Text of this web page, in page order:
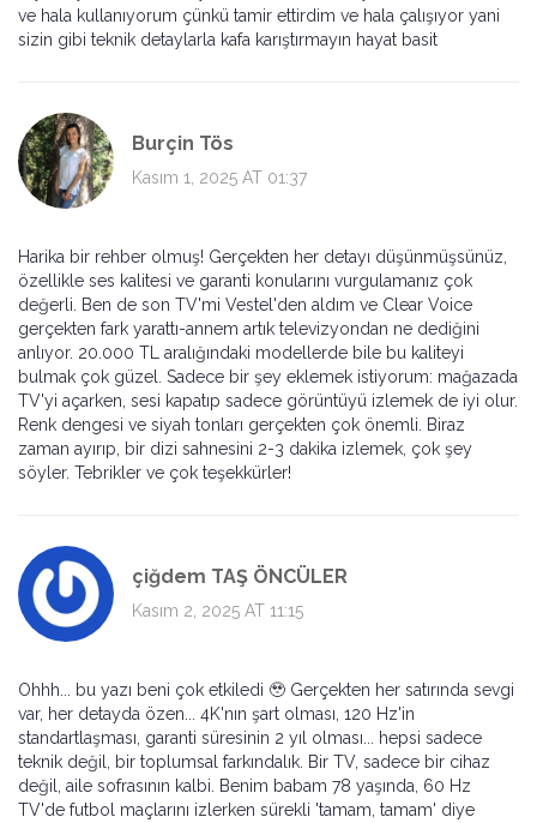
ve hala kullanıyorum çünkü tamir ettirdim ve hala çalışıyor yani
sizin gibi teknik detaylarla kafa karıştırmayın hayat basit
Burçin Tös
Kasım 1, 2025 AT 01:37
Harika bir rehber olmuş! Gerçekten her detayı düşünmüşsünüz,
özellikle ses kalitesi ve garanti konularını vurgulamanız çok
değerli. Ben de son TV'mi Vestel'den aldım ve Clear Voice
gerçekten fark yarattı-annem artık televizyondan ne dediğini
anlıyor. 20.000 TL aralığındaki modellerde bile bu kaliteyi
bulmak çok güzel. Sadece bir şey eklemek istiyorum: mağazada
TV'yi açarken, sesi kapatıp sadece görüntüyü izlemek de iyi olur.
Renk dengesi ve siyah tonları gerçekten çok önemli. Biraz
zaman ayırıp, bir dizi sahnesini 2-3 dakika izlemek, çok şey
söyler. Tebrikler ve çok teşekkürler!
çiğdem TAŞ ÖNCÜLER
Kasım 2, 2025 AT 11:15
Ohhh... bu yazı beni çok etkiledi 🥹 Gerçekten her satırında sevgi
var, her detayda özen... 4K'nın şart olması, 120 Hz'in
standartlaşması, garanti süresinin 2 yıl olması... hepsi sadece
teknik değil, bir toplumsal farkındalık. Bir TV, sadece bir cihaz
değil, aile sofrasının kalbi. Benim babam 78 yaşında, 60 Hz
TV'de futbol maçlarını izlerken sürekli 'tamam, tamam' diye